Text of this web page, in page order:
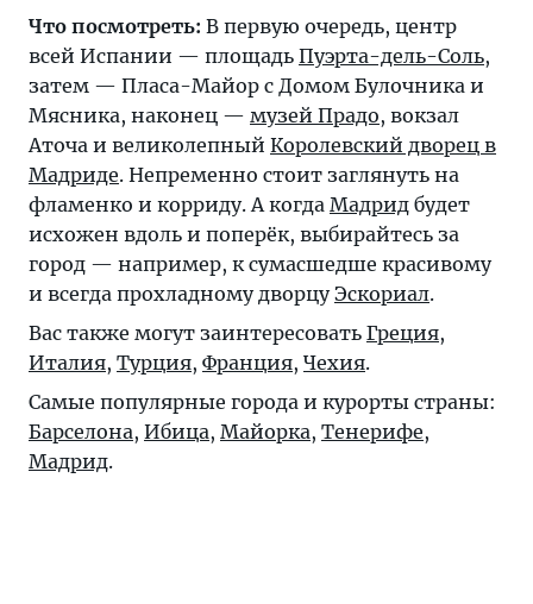
Что посмотреть: В первую очередь, центр
всей Испании — площадь Пуэрта-дель-Соль,
затем — Пласа-Майор с Домом Булочника и
Мясника, наконец — музей Прадо, вокзал
Аточа и великолепный Королевский дворец в
Мадриде. Непременно стоит заглянуть на
фламенко и корриду. А когда Мадрид будет
исхожен вдоль и поперёк, выбирайтесь за
город — например, к сумасшедше красивому
и всегда прохладному дворцуЭскориал.
Вас также могут заинтересовать Греция,
Италия, Турция, Франция, Чехия.
Самые популярные города и курорты страны:
Барселона, Ибица, Майорка, Тенерифе,
Мадрид.